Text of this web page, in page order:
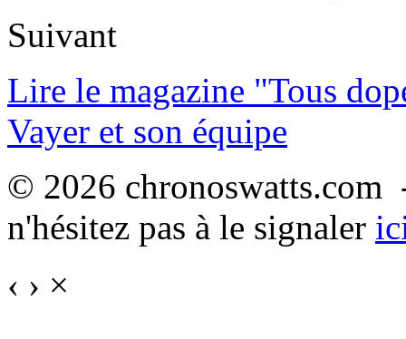
Suivant
Lire le magazine "Tous
Vayer et son équipe
© 2026
n'hésitez pas à le signaler
‹ › ×